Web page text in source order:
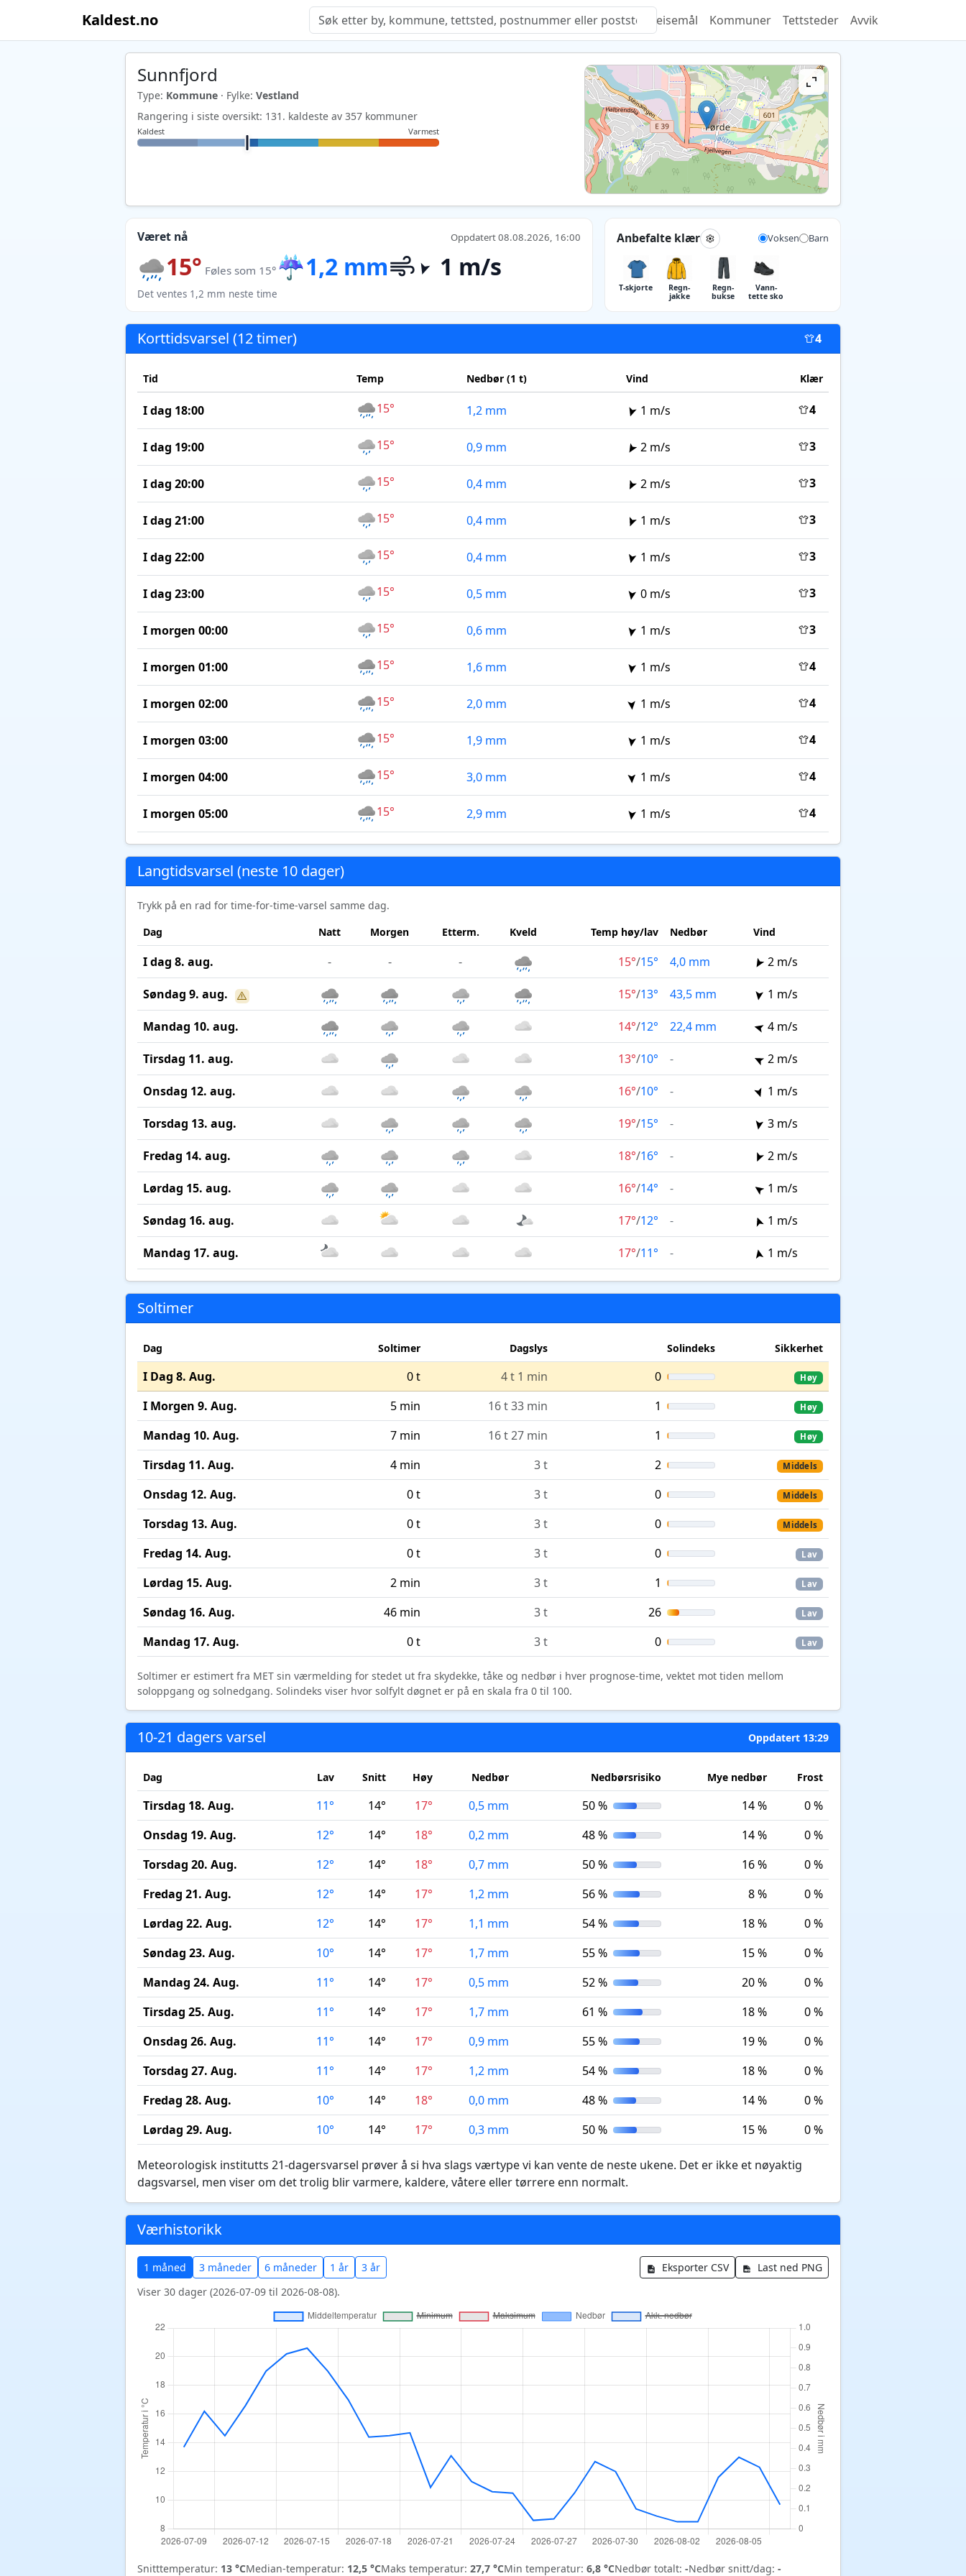
Kaldest.no Quiz Reisemål Kommuner Tettsteder Avvik
Sunnfjord
Type: Kommune · Fylke: Vestland
Rangering i siste oversikt: 131. kaldeste av 357 kommuner
Kaldest Varmest
Været nå Oppdatert 08.08.2026, 16:00
15° Føles som 15° ☔1,2 mm 1 m/s
Det ventes 1,2 mm neste time
Anbefalte klær Voksen Barn
T-skjorte
Regn­
jakke
Regn­
bukse
Vann­
tette sko
Korttidsvarsel (12 timer) 4
Tid Temp Nedbør (1 t) Vind Klær
I dag 18:00 15° 1,2 mm 1 m/s 4
I dag 19:00 15° 0,9 mm 2 m/s 3
I dag 20:00 15° 0,4 mm 2 m/s 3
I dag 21:00 15° 0,4 mm 1 m/s 3
I dag 22:00 15° 0,4 mm 1 m/s 3
I dag 23:00 15° 0,5 mm 0 m/s 3
I morgen 00:00 15° 0,6 mm 1 m/s 3
I morgen 01:00 15° 1,6 mm 1 m/s 4
I morgen 02:00 15° 2,0 mm 1 m/s 4
I morgen 03:00 15° 1,9 mm 1 m/s 4
I morgen 04:00 15° 3,0 mm 1 m/s 4
I morgen 05:00 15° 2,9 mm 1 m/s 4
Langtidsvarsel (neste 10 dager)
Trykk på en rad for time-for-time-varsel samme dag.
Dag
Natt Morgen Etterm. Kveld Temp høy/lav Nedbør Vind
I dag 8. aug. - - - 15°/15° 4,0 mm 2 m/s
Søndag 9. aug. 15°/13° 43,5 mm 1 m/s
Mandag 10. aug. 14°/12° 22,4 mm 4 m/s
Tirsdag 11. aug. 13°/10° - 2 m/s
Onsdag 12. aug. 16°/10° - 1 m/s
Torsdag 13. aug. 19°/15° - 3 m/s
Fredag 14. aug. 18°/16° - 2 m/s
Lørdag 15. aug. 16°/14° - 1 m/s
Søndag 16. aug. 17°/12° - 1 m/s
Mandag 17. aug. 17°/11° - 1 m/s
Soltimer
Dag Soltimer Dagslys Solindeks Sikkerhet
I Dag 8. Aug. 0 t 4 t 1 min 0 Høy
I Morgen 9. Aug. 5 min 16 t 33 min 1 Høy
Mandag 10. Aug. 7 min 16 t 27 min 1 Høy
Tirsdag 11. Aug. 4 min 3 t 2 Middels
Onsdag 12. Aug. 0 t 3 t 0 Middels
Torsdag 13. Aug. 0 t 3 t 0 Middels
Fredag 14. Aug. 0 t 3 t 0 Lav
Lørdag 15. Aug. 2 min 3 t 1 Lav
Søndag 16. Aug. 46 min 3 t 26 Lav
Mandag 17. Aug. 0 t 3 t 0 Lav
Soltimer er estimert fra MET sin værmelding for stedet ut fra skydekke, tåke og nedbør i hver prognose-time, vektet mot tiden mellom
soloppgang og solnedgang. Solindeks viser hvor solfylt døgnet er på en skala fra 0 til 100.
10-21 dagers varsel Oppdatert 13:29
Dag Lav Snitt Høy Nedbør Nedbørsrisiko Mye nedbør Frost
Tirsdag 18. Aug. 11° 14° 17° 0,5 mm 50 % 14 %
0 %
Onsdag 19. Aug.
12° 14° 18° 0,2 mm 48 % 14 %
0 %
Torsdag 20. Aug.
12° 14° 18° 0,7 mm 50 % 16 %
0 %
Fredag 21. Aug.
12° 14° 17° 1,2 mm 56 % 8 %
0 %
Lørdag 22. Aug.
12° 14° 17° 1,1 mm 54 % 18 %
0 %
Søndag 23. Aug.
10° 14° 17° 1,7 mm 55 % 15 %
0 %
Mandag 24. Aug.
11° 14° 17° 0,5 mm 52 % 20 %
0 %
Tirsdag 25. Aug.
11° 14° 17° 1,7 mm 61 % 18 %
0 %
Onsdag 26. Aug.
11° 14° 17° 0,9 mm 55 % 19 %
0 %
Torsdag 27. Aug.
11° 14° 17° 1,2 mm 54 % 18 %
0 %
Fredag 28. Aug.
10° 14° 18° 0,0 mm 48 % 14 %
0 %
Lørdag 29. Aug.
10° 14° 17° 0,3 mm 50 % 15 % 0 %
Meteorologisk institutts 21-dagersvarsel prøver å si hva slags værtype vi kan vente de neste ukene. Det er ikke et nøyaktig
dagsvarsel, men viser om det trolig blir varmere, kaldere, våtere eller tørrere enn normalt.
Værhistorikk
1 måned 3 måneder 6 måneder 1 år 3 år Eksporter CSV
Last ned PNG
Viser 30 dager (2026-07-09 til 2026-08-08).
Snitttemperatur: 13 °CMedian-temperatur: 12,5 °CMaks temperatur: 27,7 °CMin temperatur: 6,8 °CNedbør totalt: -Nedbør snitt/dag: -